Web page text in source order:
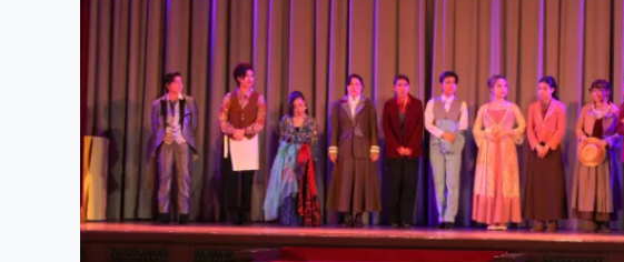
ビジネス・起業 チャレンジ
まちづくり・地域活性化